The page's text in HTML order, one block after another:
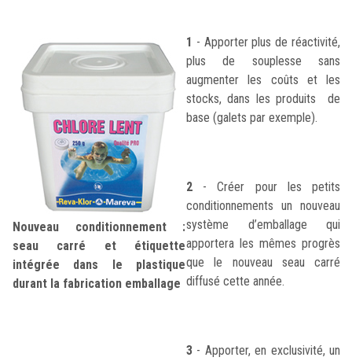
Nouveau conditionnement :
seau carré et étiquette
intégrée dans le plastique
durant la fabrication emballage
1 - Apporter plus de réactivité,
plus de souplesse sans
augmenter les coûts et les
stocks, dans les produits de
base (galets par exemple).
2 - Créer pour les petits
conditionnements un nouveau
système d’emballage qui
apportera les mêmes progrès
que le nouveau seau carré
diffusé cette année.
3 - Apporter, en exclusivité, un